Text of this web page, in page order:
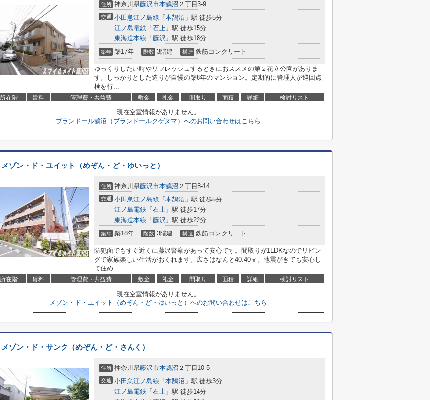
住所 神奈川県藤沢市本鵠沼 ２丁目3-9
交通 小田急江ノ島線 「 本鵠沼 」駅 徒歩5分
江ノ島電鉄 「 石上 」駅 徒歩15分
東海道本線 「 藤沢 」駅 徒歩18分
築年 築17年 階数 3階建 構造 鉄筋コンクリート
ゆっくりしたい時やリフレッシュするときにおススメの第２花立公園がありま
す。しっかりとした造りが自慢の築8年のマンション。定期的に管理人が巡回点
検を行...
所在階 賃料 管理費・共益費 敷金 礼金 間取り 面積 詳細 検討リスト
現在空室情報がありません。
ブランドール鵠沼（ブランドールクゲヌマ）へのお問い合わせはこちら
メゾン・ド・ユイット（めぞん・ど・ゆいっと）
住所 神奈川県藤沢市本鵠沼 ２丁目8-14
交通 小田急江ノ島線 「 本鵠沼 」駅 徒歩5分
江ノ島電鉄 「 石上 」駅 徒歩17分
東海道本線 「 藤沢 」駅 徒歩22分
築年 築18年 階数 3階建 構造 鉄筋コンクリート
防犯面でもすぐ近くに藤沢警察があって安心です。間取りが1LDKなのでリビン
グで家族楽しい生活がおくれます。広さはなんと40.40㎡。地震がきても安心し
て住め...
所在階 賃料 管理費・共益費 敷金 礼金 間取り 面積 詳細 検討リスト
現在空室情報がありません。
メゾン・ド・ユイット（めぞん・ど・ゆいっと）へのお問い合わせはこちら
メゾン・ド・サンク（めぞん・ど・さんく）
住所 神奈川県藤沢市本鵠沼 ２丁目10-5
交通 小田急江ノ島線 「 本鵠沼 」駅 徒歩3分
江ノ島電鉄 「 石上 」駅 徒歩14分